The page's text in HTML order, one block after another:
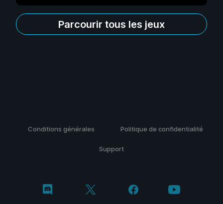
Parcourir tous les jeux
Conditions générales Politique de confidentialité
Support